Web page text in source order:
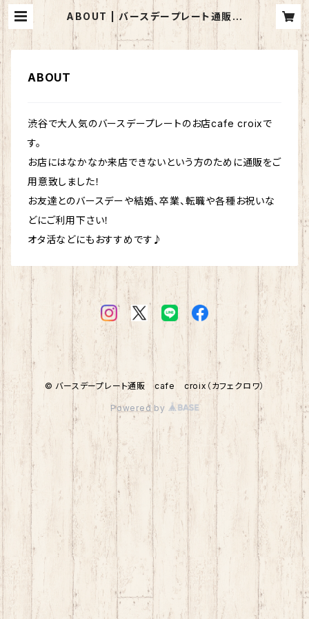
ABOUT | バースデープレート通販
cafe croix（カフェクロワ）
ABOUT
渋谷で大人気のバースデープレートのお店cafe croixで
す。
お店にはなかなか来店できないという方のために通販をご
用意致しました！
お友達とのバースデーや結婚、卒業、転職や各種お祝いな
どにご利用下さい！
オタ活などにもおすすめです♪
© バースデープレート通販 cafe croix（カフェクロワ）
Powered by